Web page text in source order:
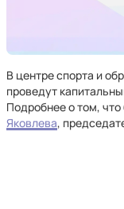
В центре спорта и
проведут
Подробнее о том,
Яковлева,